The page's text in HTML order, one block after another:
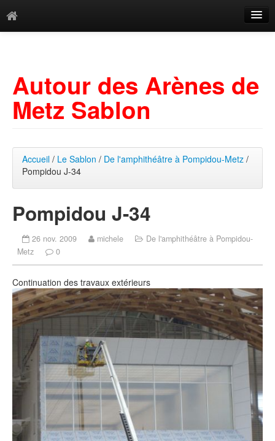
Mots-clés
Autour des Arènes de
Metz Sablon
Accueil / Le Sablon / De l'amphithéâtre à Pompidou-Metz /
Pompidou J-34
Pompidou J-34
26 nov. 2009 michele
De l'amphithéâtre à Pompidou-
Metz
0
Continuation des travaux extérieurs